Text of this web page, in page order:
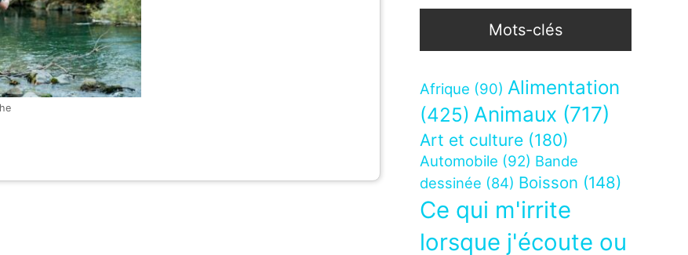
Mots-clés
Afrique (90) Alimentation
(425) Animaux (717)
Art et culture (180)
Automobile (92) Bande
dessinée (84) Boisson (148)
Ce qui m'irrite
lorsque j'écoute ou